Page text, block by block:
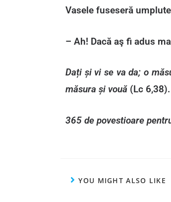
Vasele fuseseră
– Ah! Dacă aş fi adus
Dați și vi se va da; o
măsura și vouă (Lc 6,38).
365 de povestioare
YOU MIGHT ALSO LIKE